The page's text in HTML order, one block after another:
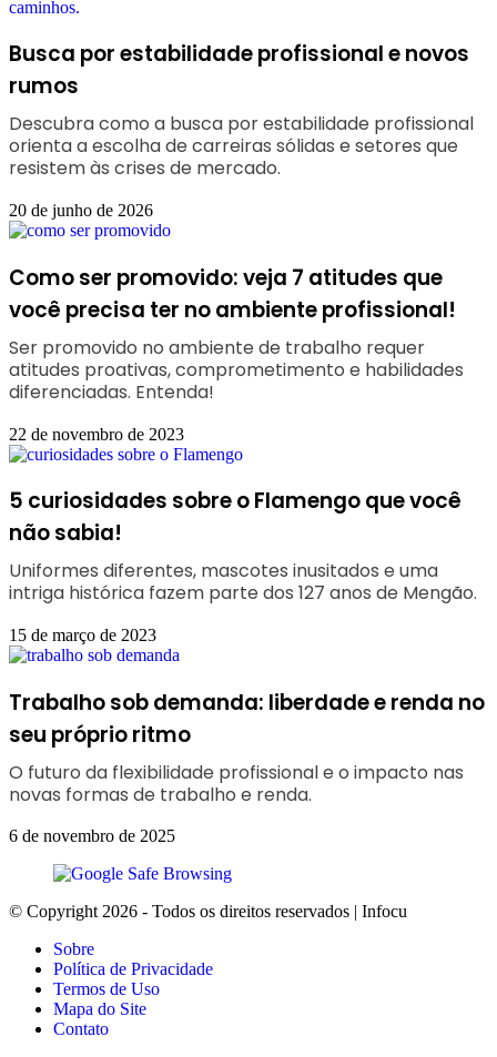
Busca por estabilidade profissional e novos
rumos
Descubra como a busca por estabilidade profissional
orienta a escolha de carreiras sólidas e setores que
resistem às crises de mercado.
20 de junho de 2026
Como ser promovido: veja 7 atitudes que
você precisa ter no ambiente profissional!
Ser promovido no ambiente de trabalho requer
atitudes proativas, comprometimento e habilidades
diferenciadas. Entenda!
22 de novembro de 2023
5 curiosidades sobre o Flamengo que você
não sabia!
Uniformes diferentes, mascotes inusitados e uma
intriga histórica fazem parte dos 127 anos de Mengão.
15 de março de 2023
Trabalho sob demanda: liberdade e renda no
seu próprio ritmo
O futuro da flexibilidade profissional e o impacto nas
novas formas de trabalho e renda.
6 de novembro de 2025
© Copyright 2026 - Todos os direitos reservados | Infocu
Sobre
Política de Privacidade
Termos de Uso
Mapa do Site
Contato